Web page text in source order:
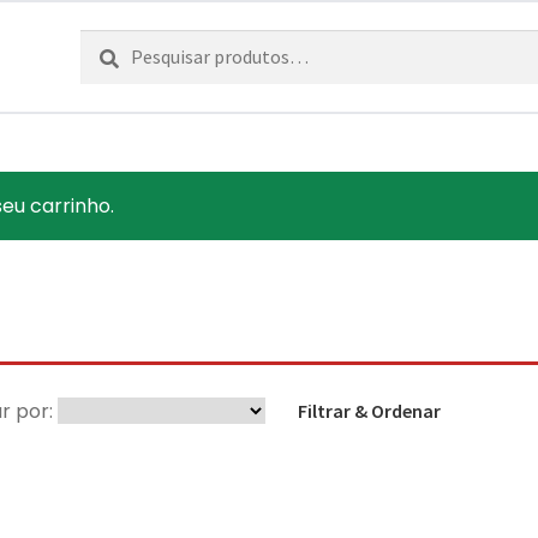
Pesquisar
por:
Pesquisa
carrinho.
por: Filtrar & Ordenar